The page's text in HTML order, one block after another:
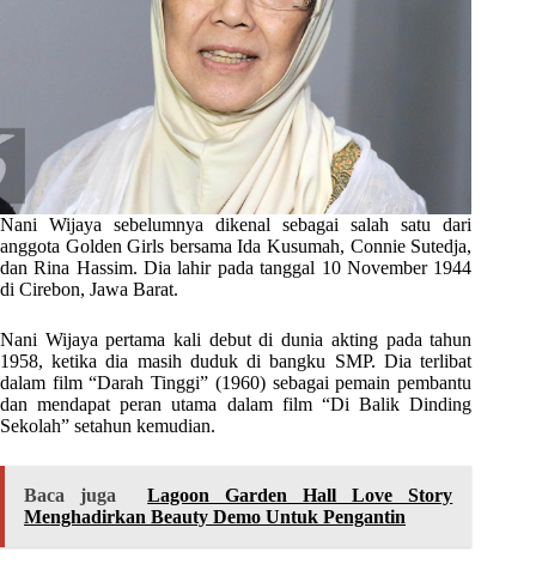
Nani Wijaya sebelumnya dikenal sebagai salah satu dari
anggota Golden Girls bersama Ida Kusumah, Connie Sutedja,
dan Rina Hassim. Dia lahir pada tanggal 10 November 1944
di Cirebon, Jawa Barat.
Nani Wijaya pertama kali debut di dunia akting pada tahun
1958, ketika dia masih duduk di bangku SMP. Dia terlibat
dalam film “Darah Tinggi” (1960) sebagai pemain pembantu
dan mendapat peran utama dalam film “Di Balik Dinding
Sekolah” setahun kemudian.
Baca juga
Lagoon Garden Hall Love Story
Menghadirkan Beauty Demo Untuk Pengantin